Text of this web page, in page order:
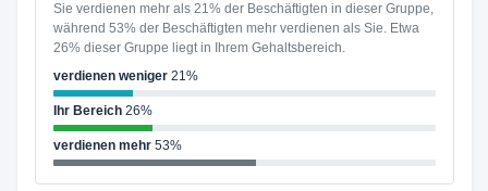
Sie verdienen mehr als 21% der Beschäftigten in dieser Gruppe,
während 53% der Beschäftigten mehr verdienen als Sie. Etwa
26% dieser Gruppe liegt in Ihrem Gehaltsbereich.
verdienen weniger21%
Ihr Bereich26%
verdienen mehr53%